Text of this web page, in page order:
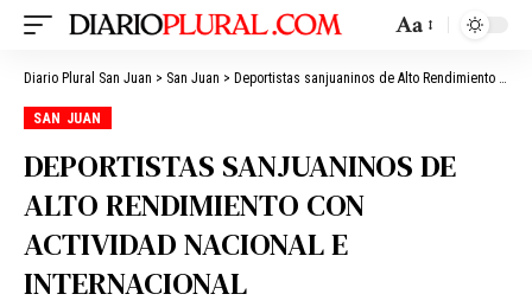
Aa
Diario Plural San Juan > San Juan > Deportistas sanjuaninos de Alto Rendimiento con actividad nacional e internacional
SAN JUAN
DEPORTISTAS SANJUANINOS DE
ALTO RENDIMIENTO CON
ACTIVIDAD NACIONAL E
INTERNACIONAL